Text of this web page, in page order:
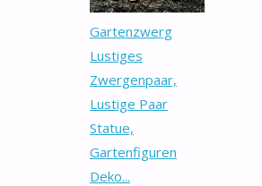
Gartenzwerg
Lustiges
Zwergenpaar,
Lustige Paar
Statue,
Gartenfiguren
Deko...